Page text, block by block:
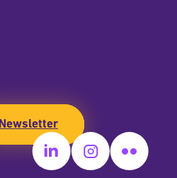
Newsletter